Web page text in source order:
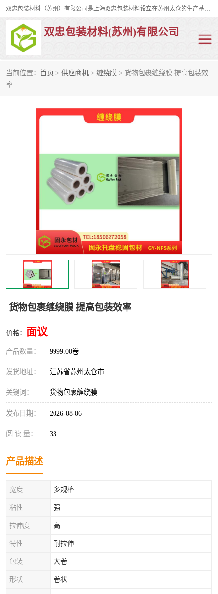
双忠包装材料（苏州）有限公司是上海双忠包装材料设立在苏州太仓的生产基地，占地约2万平米，产品主要有打孔缠绕膜，拉伸蜂窝纸，集装箱充气袋，滑托板，打包带，裹包网兜，防滑纸等箱体和托盘的运输和保护性包材。固永包材®，GooYon Pack®，是我们保护性包装材料的专属品牌。
双忠包装材料(苏州)有限公司
当前位置： 首页 > 供应商机 > 缠绕膜 > 货物包裹缠绕膜 提高包装效
率
货物包裹缠绕膜 提高包装效率
价格： 面议
产品数量： 9999.00卷
发货地址： 江苏省苏州太仓市
关键词： 货物包裹缠绕膜
发布日期： 2026-08-06
阅 读 量： 33
产品描述
宽度 多规格
粘性 强
拉伸度 高
特性 耐拉伸
包装 大卷
形状 卷状
裹包网兜 纤维打包带
缠绕膜
托盘裹包网兜